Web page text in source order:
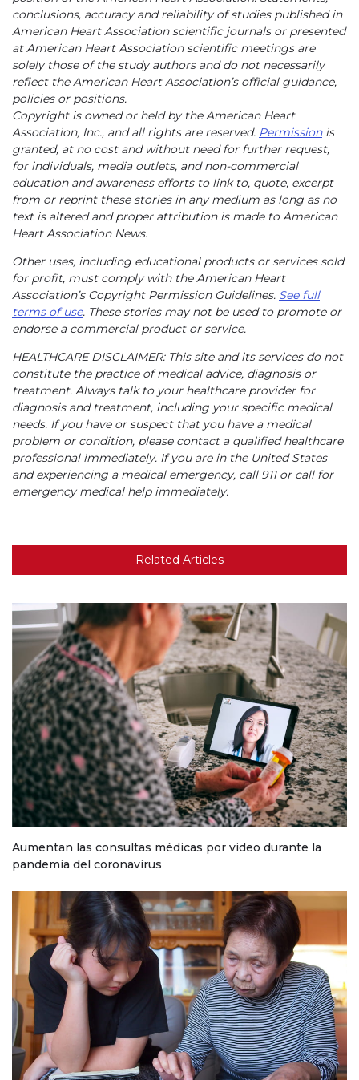
conclusions, accuracy and reliability of studies published in
American Heart Association scientific journals or presented
at American Heart Association scientific meetings are
solely those of the study authors and do not necessarily
reflect the American Heart Association’s official guidance,
policies or positions.
Copyright is owned or held by the American Heart
Association, Inc., and all rights are reserved. Permissionis
granted, at no cost and without need for further request,
for individuals, media outlets, and non-commercial
education and awareness efforts to link to, quote, excerpt
from or reprint these stories in any medium as long as no
text is altered and proper attribution is made to American
Heart Association News.
Other uses, including educational products or services sold
for profit, must comply with the American Heart
Association’s Copyright Permission Guidelines. See full
terms of use. These stories may not be used to promote or
endorse a commercial product or service.
HEALTHCARE DISCLAIMER: This site and its services do not
constitute the practice of medical advice, diagnosis or
treatment. Always talk to your healthcare provider for
diagnosis and treatment, including your specific medical
needs. If you have or suspect that you have a medical
problem or condition, please contact a qualified healthcare
professional immediately. If you are in the United States
and experiencing a medical emergency, call 911 or call for
emergency medical help immediately.
Related Articles
Aumentan las consultas médicas por video durante la
pandemia del coronavirus